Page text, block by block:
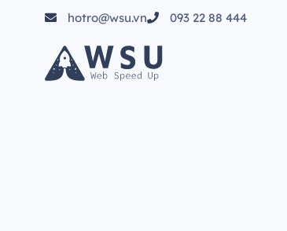
hotro@wsu.vn
093 22 88 444